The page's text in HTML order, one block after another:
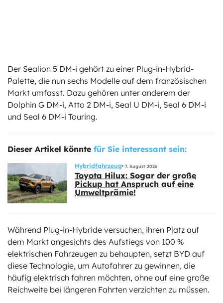
Der Sealion 5 DM-i gehört zu einer Plug-in-Hybrid-
Palette, die nun sechs Modelle auf dem französischen
Markt umfasst. Dazu gehören unter anderem der
Dolphin G DM-i, Atto 2 DM-i, Seal U DM-i, Seal 6 DM-i
und Seal 6 DM-i Touring.
Dieser Artikel könnte für Sie interessant sein:
Hybridfahrzeug 7. August 2026
Toyota Hilux: Sogar der große
Pickup hat Anspruch auf eine
Umweltprämie!
Während Plug-in-Hybride versuchen, ihren Platz auf
dem Markt angesichts des Aufstiegs von 100 %
elektrischen Fahrzeugen zu behaupten, setzt BYD auf
diese Technologie, um Autofahrer zu gewinnen, die
häufig elektrisch fahren möchten, ohne auf eine große
Reichweite bei längeren Fahrten verzichten zu müssen.